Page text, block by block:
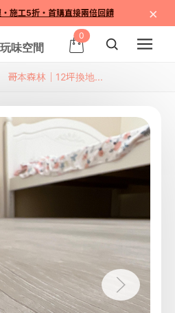
施工5折・首購直接兩倍回饋 ×
0
哥本森林｜12坪換地...